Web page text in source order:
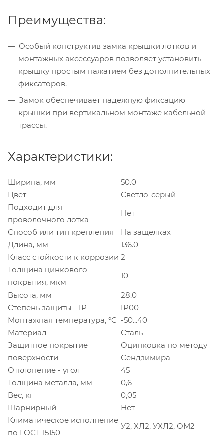
Преимущества:
Особый конструктив замка крышки лотков и
монтажных аксессуаров позволяет установить
крышку простым нажатием без дополнительных
фиксаторов.
Замок обеспечивает надежную фиксацию
крышки при вертикальном монтаже кабельной
трассы.
Характеристики:
Ширина, мм
50.0
Цвет
Светло-серый
Подходит для
проволочного лотка
Нет
Способ или тип крепления
На защелках
Длина, мм
136.0
Класс стойкости к коррозии 2
Толщина цинкового
покрытия, мкм
10
Высота, мм
28.0
Степень защиты - IP
IP00
Монтажная температура, °C -50...40
Материал
Сталь
Защитное покрытие
поверхности
Оцинковка по методу
Сендзимира
Отклонение - угол
45
Толщина металла, мм
0,6
Вес, кг
0,05
Шарнирный
Нет
Климатическое исполнение
по ГОСТ 15150
У2, ХЛ2, УХЛ2, ОМ2